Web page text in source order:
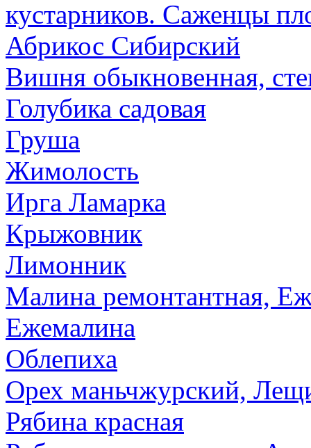
кустарников. Саженцы
Абрикос Сибирский
Вишня обыкновенная,
Голубика садовая
Груша
Жимолость
Ирга Ламарка
Крыжовник
Лимонник
Малина ремонтантная,
Ежемалина
Облепиха
Орех маньчжурский,
Рябина красная